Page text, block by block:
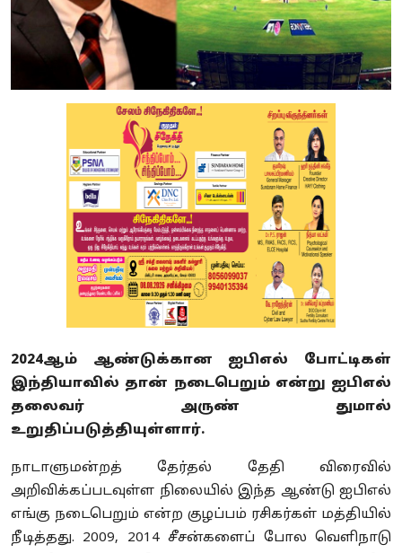
2024ஆம் ஆண்டுக்கான ஐபிஎல் போட்டிகள்
இந்தியாவில் தான் நடைபெறும் என்று ஐபிஎல்
தலைவர் அருண் துமால்
உறுதிப்படுத்தியுள்ளார்.
நாடாளுமன்றத் தேர்தல் தேதி விரைவில்
அறிவிக்கப்படவுள்ள நிலையில் இந்த ஆண்டு ஐபிஎல்
எங்கு நடைபெறும் என்ற குழப்பம் ரசிகர்கள் மத்தியில்
நீடித்தது. 2009, 2014 சீசன்களைப் போல வெளிநாடு